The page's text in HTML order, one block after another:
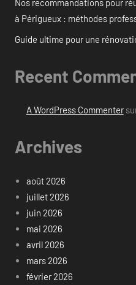
Nos recommandations pour
à Périgueux : méthodes
Guide ultime pour une
Recent
A WordPress Commenter
Archives
août 2026
juillet 2026
juin 2026
mai 2026
avril 2026
mars 2026
février 2026